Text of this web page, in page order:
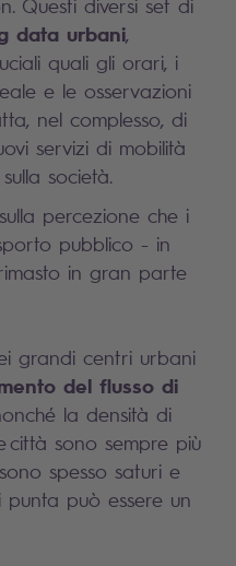
Questi diversi set di
data urbani,
quali gli orari, i
e le osservazioni
nel complesso, di
servizi di mobilità
società.
percezione che i
pubblico - in
in gran parte
grandi centri urbani
del flusso di
la densità di
città sono sempre più
spesso saturi e
può essere un